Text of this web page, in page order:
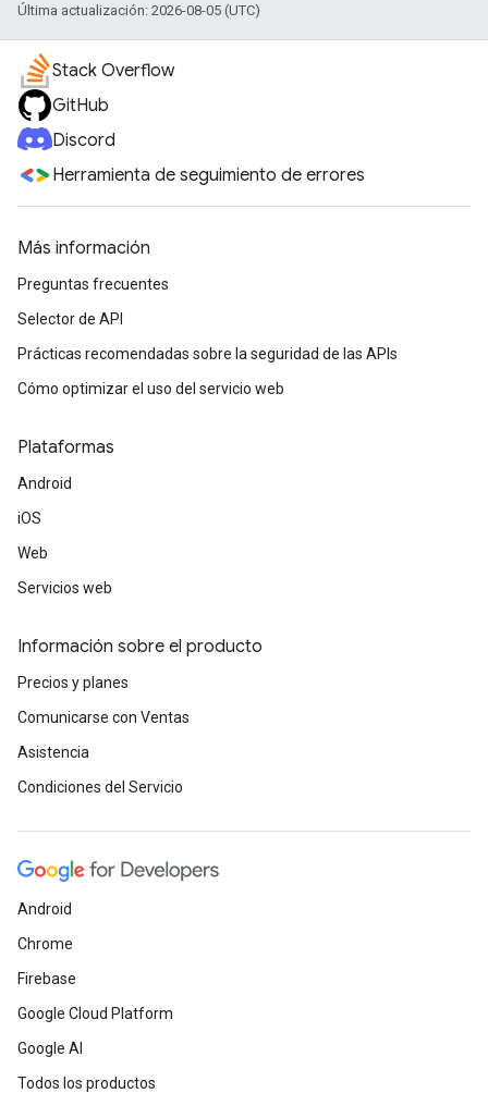
Última actualización: 2026-08-05 (UTC)
Stack Overflow
GitHub
Discord
Herramienta de seguimiento de errores
Más información
Preguntas frecuentes
Selector de API
Prácticas recomendadas sobre la seguridad de las APIs
Cómo optimizar el uso del servicio web
Plataformas
Android
iOS
Web
Servicios web
Información sobre el producto
Precios y planes
Comunicarse con Ventas
Asistencia
Condiciones del Servicio
Android
Chrome
Firebase
Google Cloud Platform
Google AI
Todos los productos